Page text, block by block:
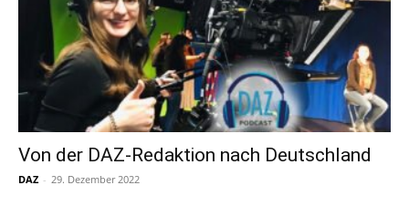
Von der DAZ-Redaktion nach Deutschland
DAZ - 29. Dezember 2022